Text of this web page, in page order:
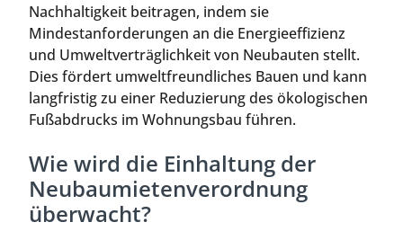
Nachhaltigkeit beitragen, indem sie
Mindestanforderungen an die Energieeffizienz
und Umweltverträglichkeit von Neubauten stellt.
Dies fördert umweltfreundliches Bauen und kann
langfristig zu einer Reduzierung des ökologischen
Fußabdrucks im Wohnungsbau führen.
Wie wird die Einhaltung der
Neubaumietenverordnung
überwacht?